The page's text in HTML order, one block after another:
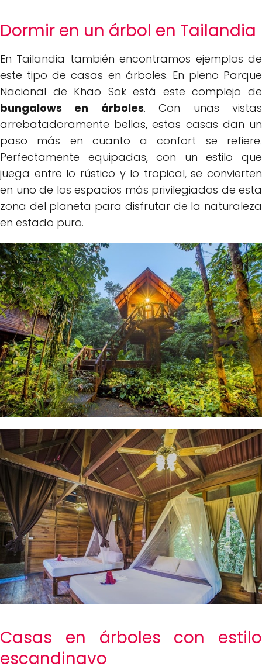
Dormir en un árbol en Tailandia
En Tailandia también encontramos ejemplos de
este tipo de casas en árboles. En pleno Parque
Nacional de Khao Sok está este complejo de
bungalows en árboles. Con unas vistas
arrebatadoramente bellas, estas casas dan un
paso más en cuanto a confort se refiere.
Perfectamente equipadas, con un estilo que
juega entre lo rústico y lo tropical, se convierten
en uno de los espacios más privilegiados de esta
zona del planeta para disfrutar de la naturaleza
en estado puro.
Casas en árboles con estilo
escandinavo